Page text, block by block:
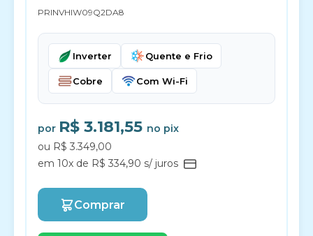
PRINVHIW09Q2DA8
Inverter Quente e Frio
Cobre Com Wi-Fi
por R$ 3.181,55 no pix
ou R$ 3.349,00
em 10x de R$ 334,90 s/ juros
Comprar